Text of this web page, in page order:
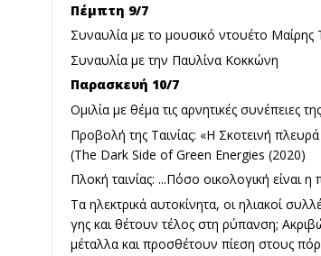
Πέμπτη 9/7
Συναυλία με το μουσικό ντουέτο
Συναυλία με την Παυλίνα Κοκκώνη
Παρασκευή 10/7
Ομιλία με θέμα τις αρνητικές συνέπειες
Προβολή της Ταινίας: «Η Σκοτεινή
(The Dark Side of Green Energies (2020)
Πλοκή ταινίας: ...Πόσο οικολογική είναι η
Τα ηλεκτρικά αυτοκίνητα, οι ηλιακοί
γης και θέτουν τέλος στη ρύπανση;
μέταλλα και προσθέτουν πίεση στους